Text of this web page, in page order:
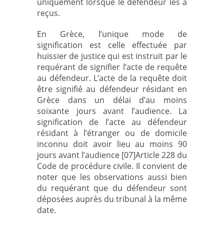
reçus.
En Grèce, l’unique mode de
signification est celle effectuée par
huissier de justice qui est instruit par le
requérant de signifier l’acte de requête
au défendeur. L’acte de la requête doit
être signifié au défendeur résidant en
Grèce dans un délai d’au moins
soixante jours avant l’audience. La
signification de l’acte au défendeur
résidant à l’étranger ou de domicile
inconnu doit avoir lieu au moins 90
jours avant l’audience [07]Article 228 du
Code de procédure civile. Il convient de
noter que les observations aussi bien
du requérant que du défendeur sont
déposées auprès du tribunal à la même
date.